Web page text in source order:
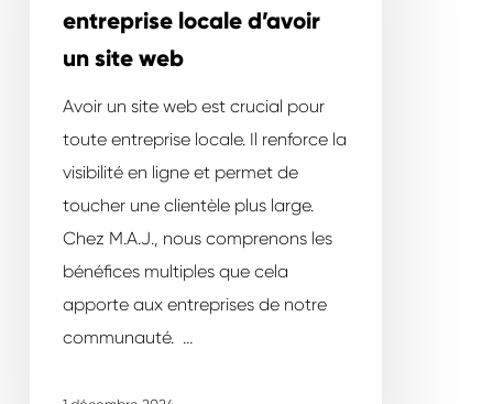
d’avoir
entreprise locale d’avoir
un site web
Avoir un site web est crucial pour
toute entreprise locale. Il renforce la
visibilité en ligne et permet de
toucher une clientèle plus large.
Chez M.A.J., nous comprenons les
bénéfices multiples que cela
apporte aux entreprises de notre
communauté. …